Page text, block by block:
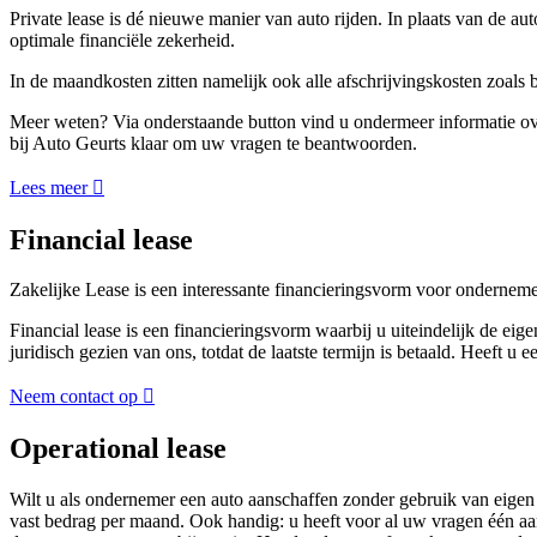
Private lease is dé nieuwe manier van auto rijden. In plaats van de
optimale financiële zekerheid.
In de maandkosten zitten namelijk ook alle afschrijvingskosten
Meer weten? Via onderstaande button vind u ondermeer informatie
bij Auto Geurts klaar om uw vragen te beantwoorden.
Lees meer
Financial lease
Zakelijke Lease is een interessante financieringsvorm voor
Financial lease is een financieringsvorm waarbij u uiteindelijk de
juridisch gezien van ons, totdat de laatste termijn is betaald. Heeft u
Neem contact op
Operational lease
Wilt u als ondernemer een auto aanschaffen zonder gebruik van
vast bedrag per maand. Ook handig: u heeft voor al uw vragen één